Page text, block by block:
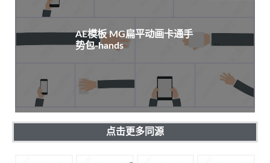
AE模板 MG扁平动画卡通手
势包-hands
点击更多同源